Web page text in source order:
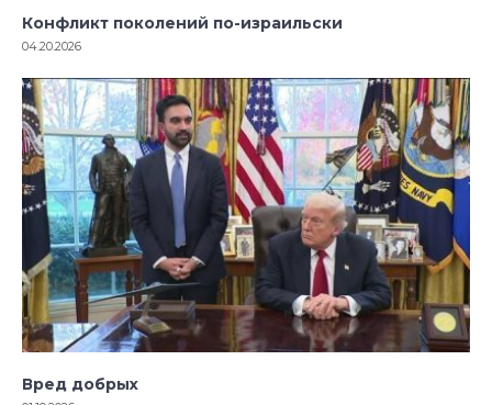
Конфликт поколений по-израильски
04.20.2026
Вред добрых